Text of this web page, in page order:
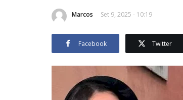
Marcos Set 9, 2025 - 10:19
Facebook Twitter